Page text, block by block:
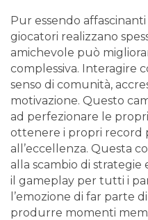
Pur essendo
giocatori realizzano
amichevole può
complessiva. Interagire
senso di comunità,
motivazione. Questo
ad perfezionare le
ottenere i propri record
all’eccellenza. Questa
alla scambio di strategie
il gameplay per tutti i
l’emozione di far parte
produrre momenti